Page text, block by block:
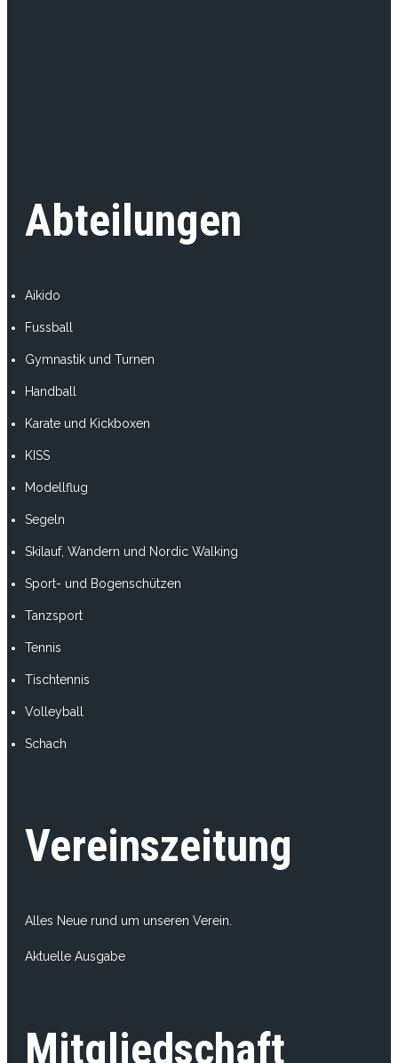
Abteilungen
Aikido
Fussball
Gymnastik und Turnen
Handball
Karate und Kickboxen
KISS
Modellflug
Segeln
Skilauf, Wandern und Nordic Walking
Sport- und Bogenschützen
Tanzsport
Tennis
Tischtennis
Volleyball
Schach
Vereinszeitung
Alles Neue rund um unseren Verein.
Aktuelle Ausgabe
Mitgliedschaft